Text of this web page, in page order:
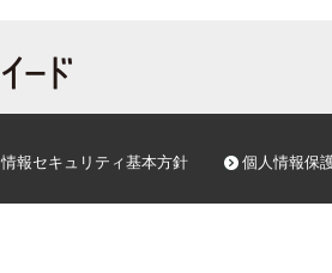
情報セキュリティ基本方針 個人情報保